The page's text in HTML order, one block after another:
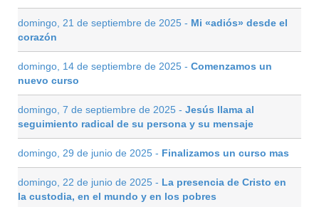
domingo, 21 de septiembre de 2025 - Mi «adiós» desde el
corazón
domingo, 14 de septiembre de 2025 - Comenzamos un
nuevo curso
domingo, 7 de septiembre de 2025 - Jesús llama al
seguimiento radical de su persona y su mensaje
domingo, 29 de junio de 2025 - Finalizamos un curso mas
domingo, 22 de junio de 2025 - La presencia de Cristo en
la custodia, en el mundo y en los pobres